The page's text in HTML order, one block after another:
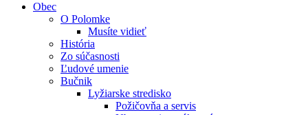
Obec
O Polomke
Musíte vidieť
História
Zo súčasnosti
Ľudové umenie
Bučnik
Lyžiarske stredisko
Požičovňa a servis